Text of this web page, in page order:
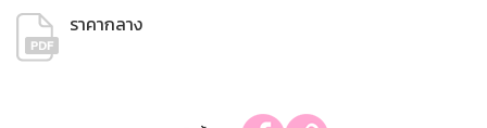
ราคากลาง